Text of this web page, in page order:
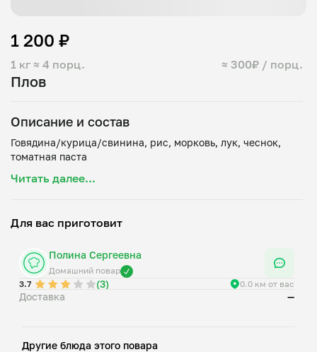
Плов
1 кг ≈ 4 порц. ≈ 300₽ / порц.
1 200 ₽
Описание и состав
Говядина/курица/свинина, рис, морковь, лук, чеснок,
Читать далее...
Для вас приготовит
Полина Сергеевна
Домашний повар
3.7
(3) 0.0 км от вас
Доставка —
Другие блюда этого повара